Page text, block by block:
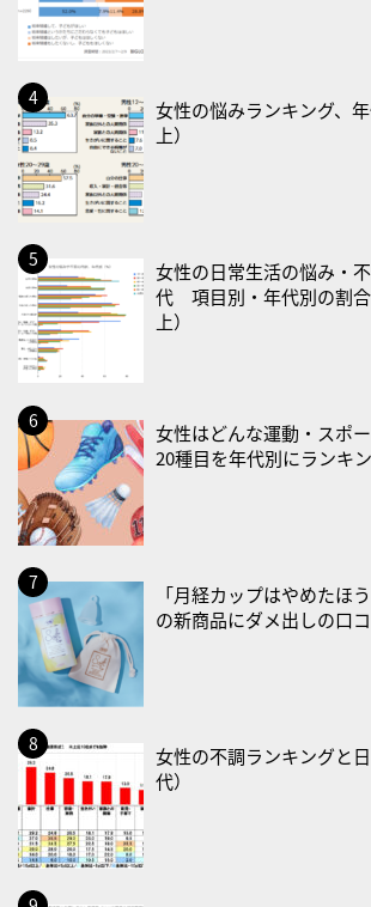
2026/08/25(火)
・いたわり肌の日
2026/08/26(水)
・風呂の日
2026/08/29(土)
・筋肉強化の日
2026/08/30(日)
・ＥＰＡの日
2026/08/31(月)
・菜の日
・血管内破砕術（IVL）の日
2026/09/01(火)
・がん征圧月間
・世界アルツハイマー月間
・健康増進普及月間
・歯ヂカラ探究月間
・職場の健康診断実施強化月間
・大腸がん検診の日
・防災の日
2026/09/02(水)
・がん征圧月間
・世界アルツハイマー月間
・健康増進普及月間
・歯ヂカラ探究月間
女性の悩みランキング、
上）
女性の日常生活の悩み・
代 項目別・年代別の割
上）
女性はどんな運動・スポ
20種目を年代別にランキン
「月経カップはやめたほ
の新商品にダメ出しの口
女性の不調ランキングと
代）